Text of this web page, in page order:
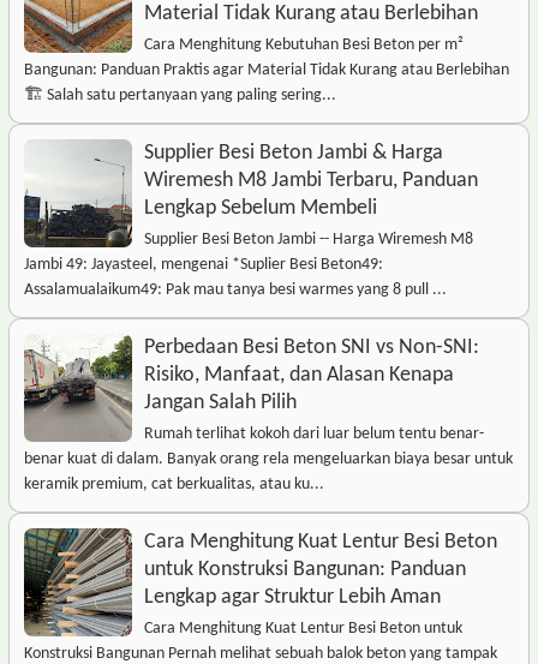
Material Tidak Kurang atau Berlebihan
Cara Menghitung Kebutuhan Besi Beton per m²
Bangunan: Panduan Praktis agar Material Tidak Kurang atau Berlebihan
🏗️ Salah satu pertanyaan yang paling sering...
Supplier Besi Beton Jambi & Harga
Wiremesh M8 Jambi Terbaru, Panduan
Lengkap Sebelum Membeli
Supplier Besi Beton Jambi -- Harga Wiremesh M8
Jambi 49: Jayasteel, mengenai *Suplier Besi Beton49:
Assalamualaikum49: Pak mau tanya besi warmes yang 8 pull ...
Perbedaan Besi Beton SNI vs Non-SNI:
Risiko, Manfaat, dan Alasan Kenapa
Jangan Salah Pilih
Rumah terlihat kokoh dari luar belum tentu benar-
benar kuat di dalam. Banyak orang rela mengeluarkan biaya besar untuk
keramik premium, cat berkualitas, atau ku...
Cara Menghitung Kuat Lentur Besi Beton
untuk Konstruksi Bangunan: Panduan
Lengkap agar Struktur Lebih Aman
Cara Menghitung Kuat Lentur Besi Beton untuk
Konstruksi Bangunan Pernah melihat sebuah balok beton yang tampak